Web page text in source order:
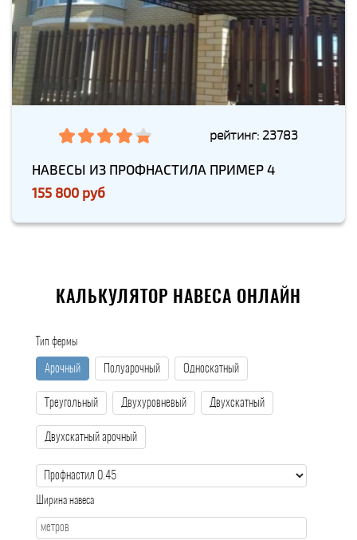
рейтинг: 23783
НАВЕСЫ ИЗ ПРОФНАСТИЛА ПРИМЕР 4
155 800 руб
КАЛЬКУЛЯТОР НАВЕСА ОНЛАЙН
Тип фермы
Арочный Полуарочный Односкатный
Треугольный Двухуровневый Двухскатный
Двухскатный арочный
Ширина навеса